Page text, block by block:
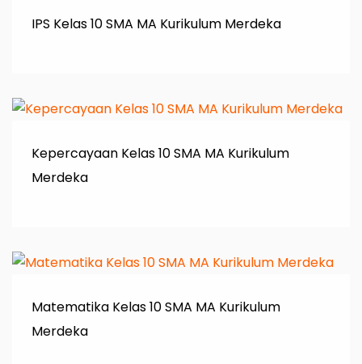
IPS Kelas 10 SMA MA Kurikulum Merdeka
Kepercayaan Kelas 10 SMA MA Kurikulum
Merdeka
Matematika Kelas 10 SMA MA Kurikulum
Merdeka